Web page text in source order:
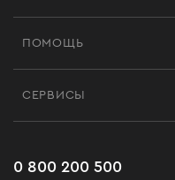
Черная пятница
ПОМОЩЬ
Часто задаваемые
СЕРВИСЫ
0 800 200 500